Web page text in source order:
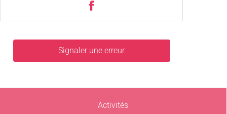
Signaler une erreur
Activités